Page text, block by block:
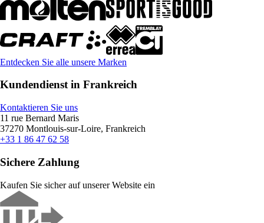
Entdecken Sie alle unsere Marken
Kundendienst in Frankreich
Kontaktieren Sie uns
11 rue Bernard Maris
37270 Montlouis-sur-Loire, Frankreich
+33 1 86 47 62 58
Sichere Zahlung
Kaufen Sie sicher auf unserer Website ein